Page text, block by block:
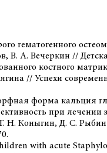
гематогенного
В. А. Вечеркин //
костного
// Успехи
форма кальция
при
Н. Коныгин, Д. С.
with acute